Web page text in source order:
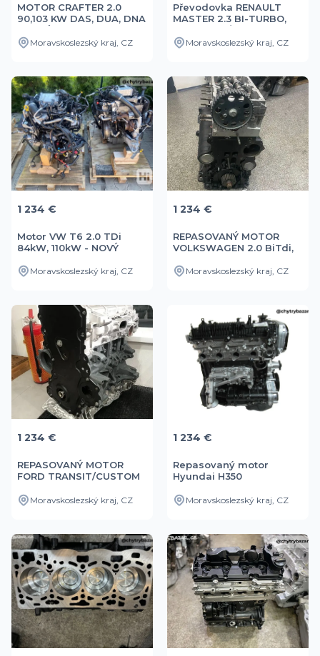
MOTOR CRAFTER 2.0
90,103 KW DAS, DUA, DNA
Moravskoslezský kraj, CZ
Převodovka RENAULT
MASTER 2.3 BI-TURBO,
Moravskoslezský kraj, CZ
1 234 €
Motor VW T6 2.0 TDi
84kW, 110kW - NOVÝ
Moravskoslezský kraj, CZ
1 234 €
REPASOVANÝ MOTOR
VOLKSWAGEN 2.0 BiTdi,
Moravskoslezský kraj, CZ
1 234 €
REPASOVANÝ MOTOR
FORD TRANSIT/CUSTOM
Moravskoslezský kraj, CZ
1 234 €
Repasovaný motor
Hyundai H350
Moravskoslezský kraj, CZ